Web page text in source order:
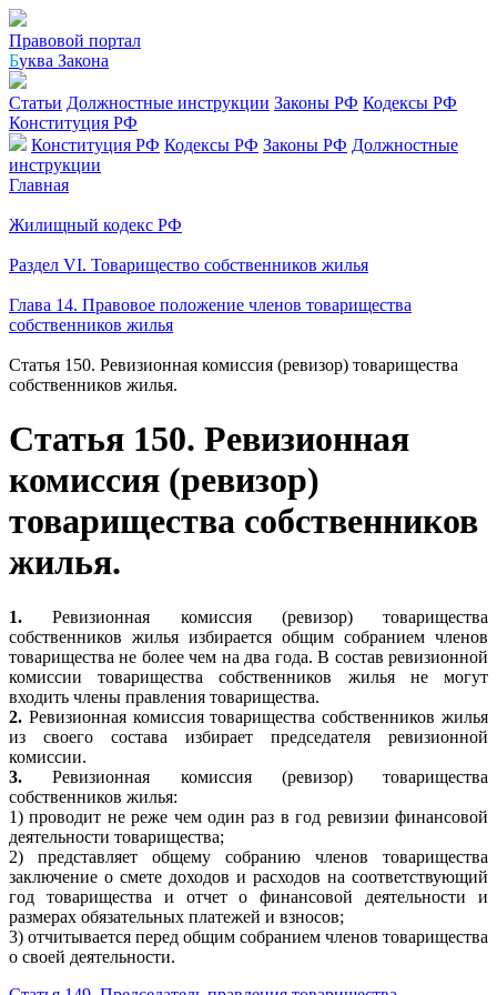
Правовой портал
Буква Закона
Статьи Должностные инструкции Законы РФ Кодексы РФ
Конституция РФ
Конституция РФ Кодексы РФ Законы РФ Должностные
инструкции
Главная
Жилищный кодекс РФ
Раздел VI. Товарищество собственников жилья
Глава 14. Правовое положение членов товарищества
собственников жилья
Статья 150. Ревизионная комиссия (ревизор) товарищества
собственников жилья.
Статья 150. Ревизионная
комиссия (ревизор)
товарищества собственников
жилья.
1.Ревизионная комиссия (ревизор) товарищества
собственников жилья избирается общим собранием членов
товарищества не более чем на два года. В состав ревизионной
комиссии товарищества собственников жилья не могут
входить члены правления товарищества.
2. Ревизионная комиссия товарищества собственников жилья
из своего состава избирает председателя ревизионной
комиссии.
3.Ревизионная комиссия (ревизор) товарищества
собственников жилья:
1) проводит не реже чем один раз в год ревизии финансовой
деятельности товарищества;
2) представляет общему собранию членов товарищества
заключение о смете доходов и расходов на соответствующий
год товарищества и отчет о финансовой деятельности и
размерах обязательных платежей и взносов;
3) отчитывается перед общим собранием членов товарищества
о своей деятельности.